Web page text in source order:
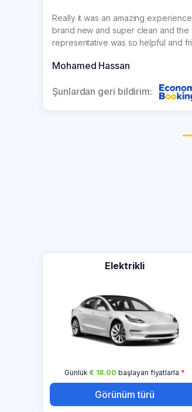
Really it was an amazing
brand new and super clean and the
representative was so helpful and
Mohamed Hassan
Şunlardan geri bildirim:
Elektrikli
Günlük € 18.00 başlayan fiyatlarla *
Görünüm türü